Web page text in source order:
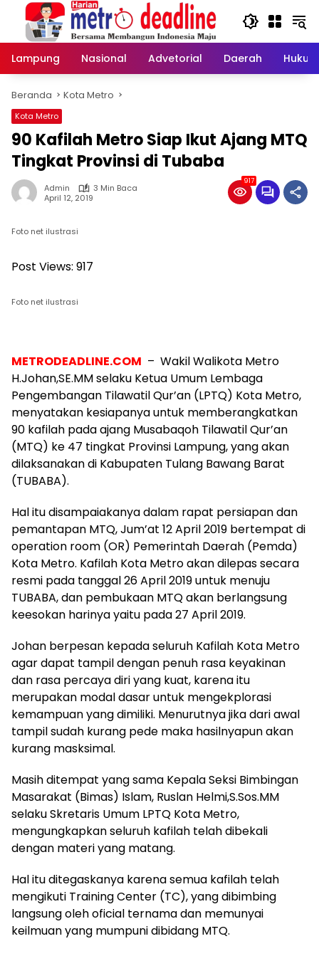
Langsung
konten
Lampung
Nasional Advetorial Daerah Hukum
Beranda Kota Metro
Kota Metro
90 Kafilah Metro Siap Ikut Ajang MTQ
Tingkat Provinsi di Tubaba
Admin
3 Min Baca
April 12, 2019
917
Foto net ilustrasi
Post Views: 917
Foto net ilustrasi
METRODEADLINE.COM – Wakil Walikota Metro
H.Johan,SE.MM selaku Ketua Umum Lembaga
Pengembangan Tilawatil Qur’an (LPTQ) Kota Metro,
menyatakan kesiapanya untuk memberangkatkan
90 kafilah pada ajang Musabaqoh Tilawatil Qur’an
(MTQ) ke 47 tingkat Provinsi Lampung, yang akan
dilaksanakan di Kabupaten Tulang Bawang Barat
(TUBABA).
Hal itu disampaiakanya dalam rapat persiapan dan
pemantapan MTQ, Jum’at 12 April 2019 bertempat di
operation room (OR) Pemerintah Daerah (Pemda)
Kota Metro. Kafilah Kota Metro akan dilepas secara
resmi pada tanggal 26 April 2019 untuk menuju
TUBABA, dan pembukaan MTQ akan berlangsung
keesokan harinya yaitu pada 27 April 2019.
Johan berpesan kepada seluruh Kafilah Kota Metro
agar dapat tampil dengan penuh rasa keyakinan
dan rasa percaya diri yang kuat, karena itu
merupakan modal dasar untuk mengekplorasi
kemampuan yang dimiliki. Menurutnya jika dari awal
tampil sudah kurang pede maka hasilnyapun akan
kurang masksimal.
Masih ditempat yang sama Kepala Seksi Bimbingan
Masarakat (Bimas) Islam, Ruslan Helmi,S.Sos.MM
selaku Skretaris Umum LPTQ Kota Metro,
mengungkapkan seluruh kafilah telah dibekali
dengan materi yang matang.
Hal itu ditegaskanya karena semua kafilah telah
mengikuti Training Center (TC), yang dibimbing
langsung oleh oficial ternama dan memunyai
keilmuan yang mumpuni dibidang MTQ.